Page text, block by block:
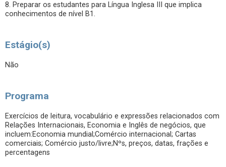
8. Preparar os estudantes para Língua Inglesa III que implica
conhecimentos de nível B1.
Estágio(s)
Não
Programa
Exercícios de leitura, vocabulário e expressões relacionados com
Relações Internacionais, Economia e Inglês de negócios, que
incluem:Economia mundial;Comércio internacional; Cartas
comerciais; Comércio justo/livre;Nºs, preços, datas, frações e
percentagens